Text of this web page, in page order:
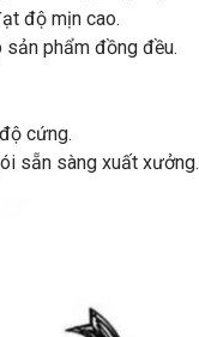
độ mịn cao.
sản phẩm đồng đều.
cứng.
sẵn sàng xuất xưởng.